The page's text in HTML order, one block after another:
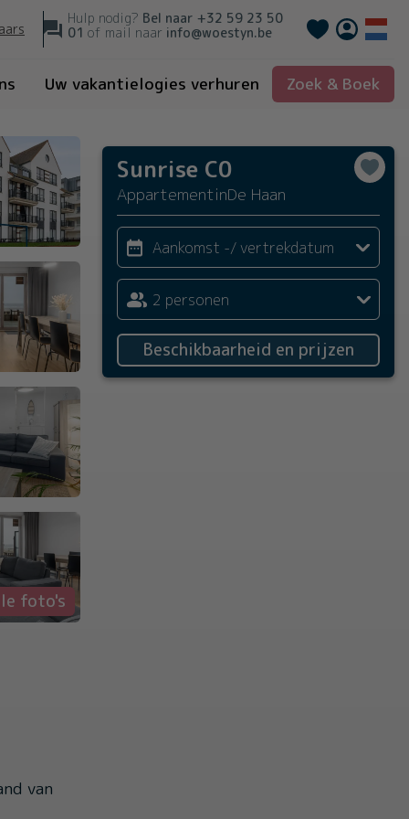
Hulp nodig? Bel naar +32 59 23 50
01 of mail naar info@woestyn.be
Français
Uw vakantielogies verhuren Zoek & Boek
Sunrise C0
AppartementinDe Haan
Aankomst -/ vertrekdatum
2 personen
Beschikbaarheid en prijzen
foto's
van